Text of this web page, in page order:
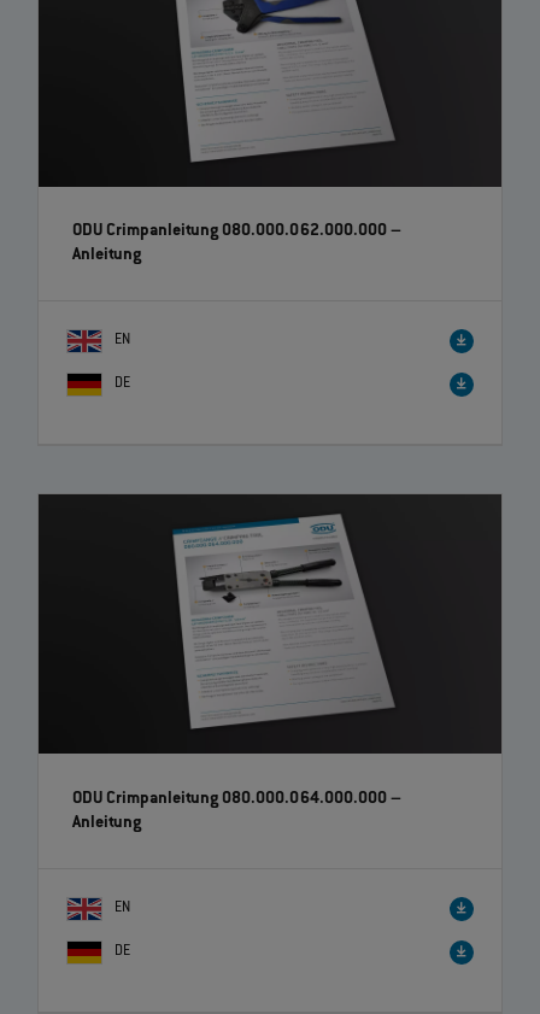
ODU Crimpanleitung 080.000.062.000.000–
Anleitung
EN
DE
ODU Crimpanleitung 080.000.064.000.000–
Anleitung
EN
DE